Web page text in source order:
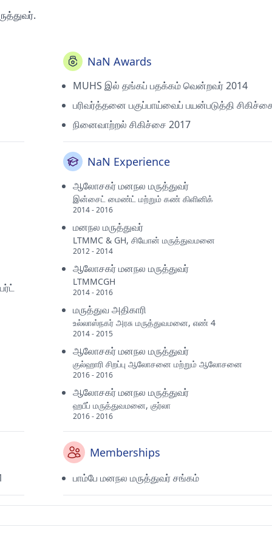
NaN Awards
MUHS இல் தங்கப் பதக்கம் வென்றவர் 2014
பரிவர்த்தனை பகுப்பாய்வைப் பயன்படுத்தி
நினைவாற்றல் சிகிச்சை 2017
NaN Experience
ஆலோசகர் மனநல மருத்துவர்
இன்சைட் மைண்ட் மற்றும் கண் கிளினிக்
2014 - 2016
மனநல மருத்துவர்
LTMMC & GH, சியோன் மருத்துவமனை
2012 - 2014
ஆலோசகர் மனநல மருத்துவர்
LTMMCGH
2014 - 2016
மருத்துவ அதிகாரி
உல்லாஸ்நகர் அரசு மருத்துவமனை, எண் 4
2014 - 2015
ஆலோசகர் மனநல மருத்துவர்
குல்ஹாரி சிறப்பு ஆலோசனை மற்றும் ஆலோசனை
2016 - 2016
ஆலோசகர் மனநல மருத்துவர்
ஹபீப் மருத்துவமனை, குர்லா
2016 - 2016
Memberships
பாம்பே மனநல மருத்துவர் சங்கம்